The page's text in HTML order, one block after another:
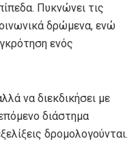
Πυκνώνει τις
δρώμενα, ενώ
ενός
να διεκδικήσει με
διάστημα
δρομολογούνται.